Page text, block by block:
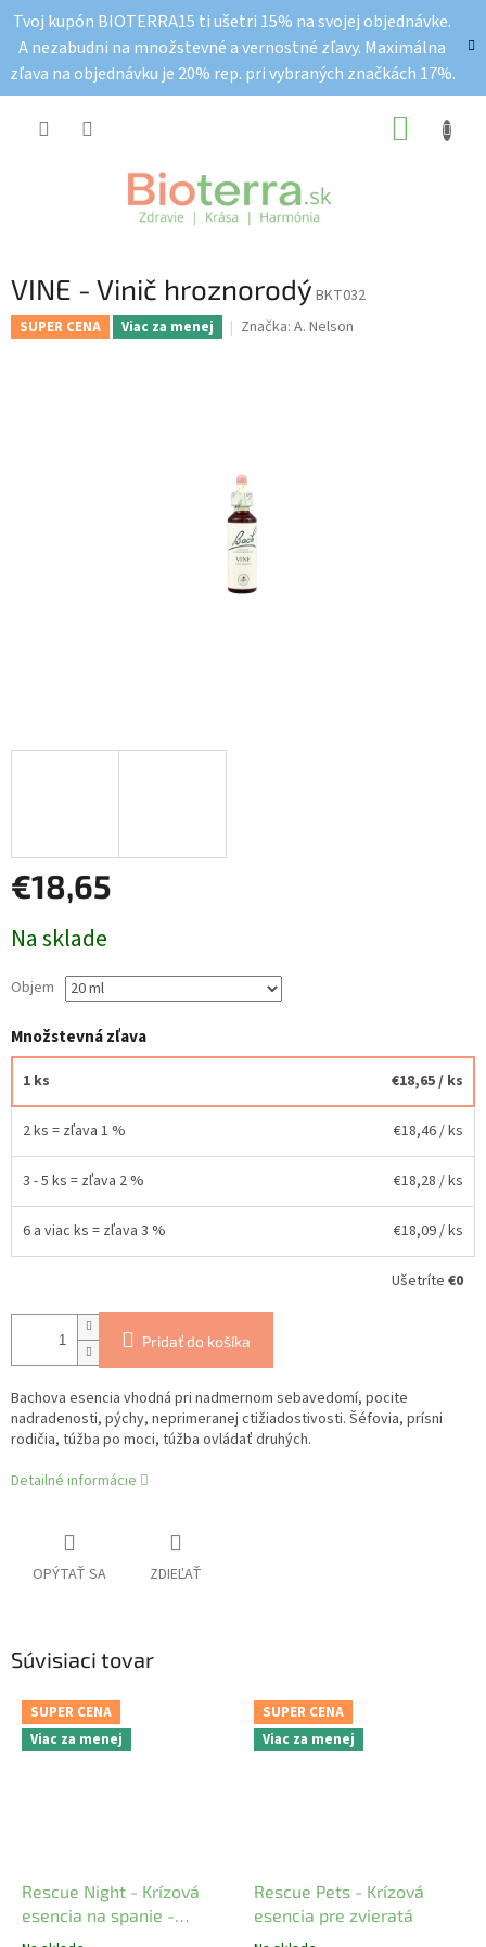
obsah
Tvoj kupón BIOTERRA15 ti ušetri 15% na svojej objednávke.
A nezabudni na množstevné a vernostné zľavy. Maximálna
zľava na objednávku je 20% rep. pri vybraných značkách 17%.
VINE - Vinič hroznorodý BKT032
SUPER CENA Viac za menej Značka: A. Nelson
€18,65
cena:
Na sklade
Objem
Množstevná zľava
1 ks €18,65/ ks
2 ks = zľava 1 % €18,46/ ks
3 - 5 ks = zľava 2 % €18,28 / ks
6 a viac ks = zľava 3 % €18,09/ ks
Ušetríte €0
Pridať do košíka
Bachova esencia vhodná pri nadmernom sebavedomí, pocite
nadradenosti, pýchy, neprimeranej ctižiadostivosti. Šéfovia, prísni
rodičia, túžba po moci, túžba ovládať druhých.
Detailné informácie
OPÝTAŤ SA ZDIEĽAŤ
Súvisiaci tovar
SUPER CENA
Viac za menej
Rescue Night - Krízová
esencia na spanie -
kvapky
SUPER CENA
Viac za menej
Rescue Pets - Krízová
esencia pre zvieratá